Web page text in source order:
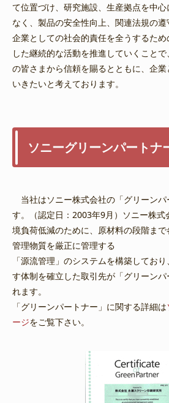
て位置づけ、研究施設、生産拠点を中
なく、製品の安全性向上、関連法規の遵
企業としての社会的責任を全うするた
した継続的な活動を推進していくこと
の皆さまから信頼を賜るとともに、企
いきたいと考えております。
ソニーグリーンパートナ
当社はソニー株式会社の「グリーン
す。（認定日：2003年9月）ソニー株
境負荷低減のために、原材料の段階ま
管理物質を厳正に管理する
「源流管理」のシステムを構築してお
す体制を確立した取引先が「グリーン
れます。
「グリーンパートナー」に関する詳細は
ージをご覧下さい。